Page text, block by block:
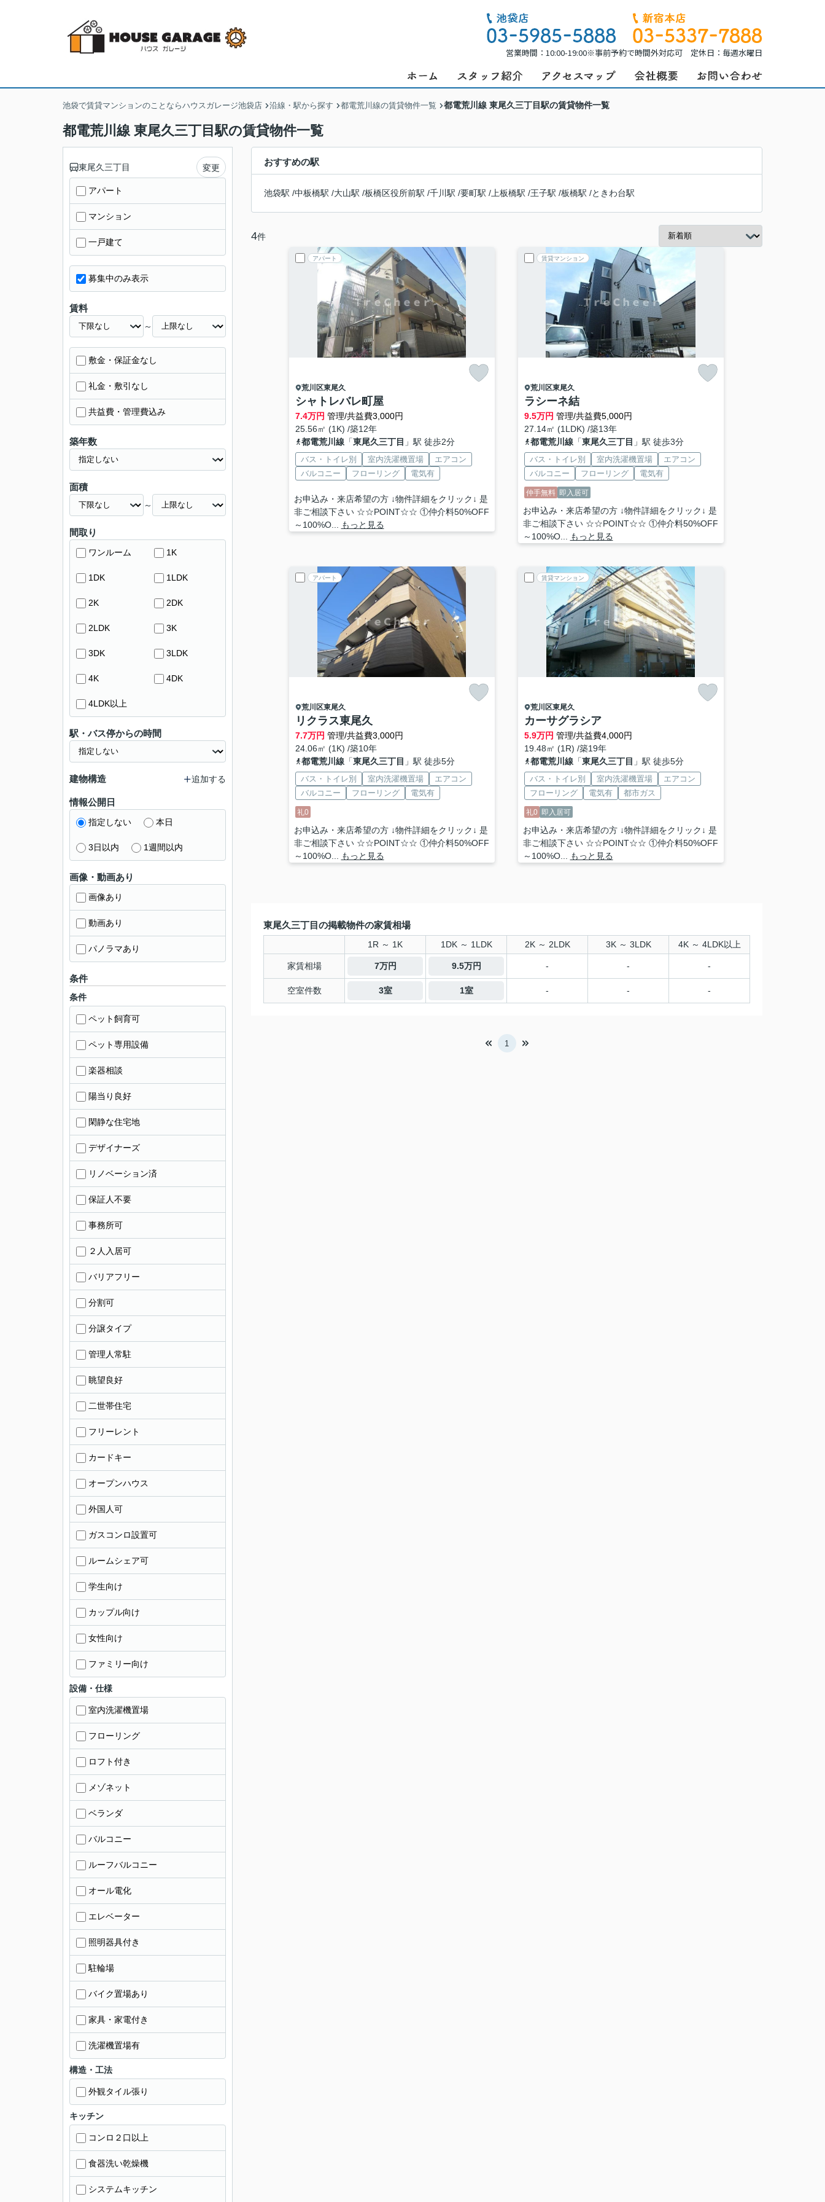
営業時間：10:00-19:00※事前予約で時間外対応可 定休日：毎週水曜日
池袋で賃貸マンションのことならハウスガレージ池袋店 沿線・駅から探す 都電荒川線の賃貸物件一覧 都電荒川線 東尾久三丁目駅の賃貸物件一覧
都電荒川線 東尾久三丁目駅の賃貸物件一覧
おすすめの駅
池袋駅 /中板橋駅 /大山駅 /板橋区役所前駅 /千川駅 /要町駅 / 上板橋駅 /王子駅 /板橋駅 /ときわ台駅
4件
アパート
荒川区東尾久
シャトレバレ町屋
7.4万円 管理/共益費3,000円
25.56㎡ (1K) /築12年
都電荒川線「東尾久三丁目 」駅 徒歩2分
バス・トイレ別 室内洗濯機置場
エアコン
バルコニー
フローリング 電気有
お申込み・来店希望の方 ↓物件詳細をクリック↓ 是
非ご相談下さい ☆☆POINT☆☆ ①仲介料50%OFF
～100%O...
もっと見る
賃貸マンション
荒川区東尾久
ラシーネ結
9.5万円 管理/共益費5,000円
27.14㎡ (1LDK) /築13年
都電荒川線「東尾久三丁目 」駅 徒歩3分
バス・トイレ別 室内洗濯機置場
エアコン
バルコニー
フローリング 電気有
仲手無料 即入居可
お申込み・来店希望の方 ↓物件詳細をクリック↓ 是
非ご相談下さい ☆☆POINT☆☆ ①仲介料50%OFF
～100%O...
もっと見る
アパート
荒川区東尾久
リクラス東尾久
7.7万円 管理/共益費3,000円
24.06㎡ (1K) /築10年
都電荒川線「東尾久三丁目 」駅 徒歩5分
バス・トイレ別 室内洗濯機置場
エアコン
バルコニー
フローリング 電気有
礼0
お申込み・来店希望の方 ↓物件詳細をクリック↓ 是
非ご相談下さい ☆☆POINT☆☆ ①仲介料50%OFF
～100%O...
もっと見る
賃貸マンション
荒川区東尾久
カーサグラシア
5.9万円 管理/共益費4,000円
19.48㎡ (1R) /築19年
都電荒川線「東尾久三丁目 」駅 徒歩5分
バス・トイレ別 室内洗濯機置場
エアコン
フローリング
電気有 都市ガス
礼0 即入居可
お申込み・来店希望の方 ↓物件詳細をクリック↓ 是
非ご相談下さい ☆☆POINT☆☆ ①仲介料50%OFF
～100%O...
もっと見る
東尾久三丁目の掲載物件の家賃相場
1R ～ 1K 1DK ～ 1LDK 2K ～ 2LDK 3K ～ 3LDK 4K ～ 4LDK以上
家賃相場 7万円 9.5万円 - - -
空室件数 3室 1室 - - -
1
東尾久三丁目 変更
アパート
マンション
一戸建て
募集中のみ表示
賃料
～
敷金・保証金なし
礼金・敷引なし
共益費・管理費込み
築年数
面積
～
間取り
ワンルーム 1K
1DK 1LDK
2K 2DK
2LDK 3K
3DK 3LDK
4K 4DK
4LDK以上
駅・バス停からの時間
建物構造 追加する
情報公開日
指定しない 本日
3日以内 1週間以内
画像・動画あり
画像あり
動画あり
パノラマあり
条件
条件
ペット飼育可
ペット専用設備
楽器相談
陽当り良好
閑静な住宅地
デザイナーズ
リノベーション済
保証人不要
事務所可
２人入居可
バリアフリー
分割可
分譲タイプ
管理人常駐
眺望良好
二世帯住宅
フリーレント
カードキー
オープンハウス
外国人可
ガスコンロ設置可
ルームシェア可
学生向け
カップル向け
女性向け
ファミリー向け
設備・仕様
室内洗濯機置場
フローリング
ロフト付き
メゾネット
ベランダ
バルコニー
ルーフバルコニー
オール電化
エレベーター
照明器具付き
駐輪場
バイク置場あり
家具・家電付き
洗濯機置場有
構造・工法
外観タイル張り
キッチン
コンロ２口以上
食器洗い乾燥機
システムキッチン